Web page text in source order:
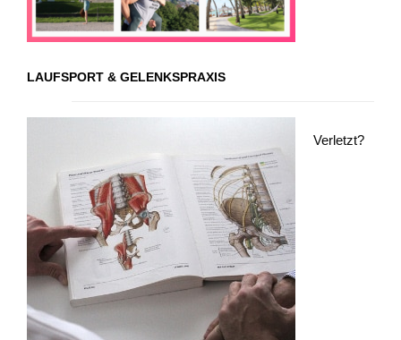
LAUFSPORT & GELENKSPRAXIS
Verletzt?